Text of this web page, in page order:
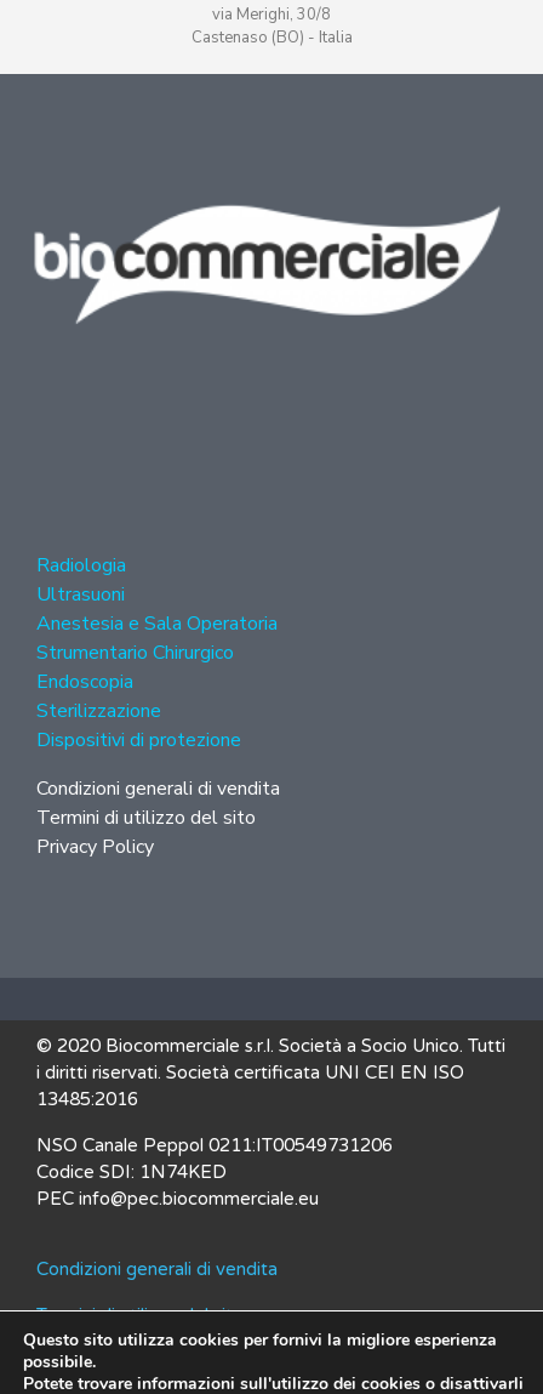
via Merighi, 30/8
Castenaso (BO) - Italia
Radiologia
Ultrasuoni
Anestesia e Sala Operatoria
Strumentario Chirurgico
Endoscopia
Sterilizzazione
Dispositivi di protezione
Condizioni generali di vendita
Termini di utilizzo del sito
Privacy Policy
© 2020 Biocommerciale s.r.l. Società a Socio Unico. Tutti
i diritti riservati. Società certificata UNI CEI EN ISO
13485:2016
NSO Canale Peppol 0211:IT00549731206
Codice SDI: 1N74KED
PEC info@pec.biocommerciale.eu
Condizioni generali di vendita
Termini di utilizzo del sito
Tracking ordini
Questo sito utilizza cookies per fornivi la migliore esperienza
possibile.
Potete trovare informazioni sull'utilizzo dei cookies o disattivarli